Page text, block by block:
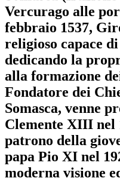
Vercurago alle
febbraio 1537,
religioso capace
dedicando la
alla formazione
Fondatore dei
Somasca, venne
Clemente XIII nel
patrono della
papa Pio XI nel
moderna visione